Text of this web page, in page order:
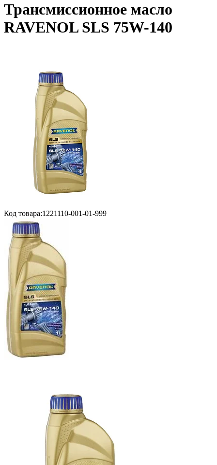
Трансмиссионное масло
RAVENOL SLS 75W-140
Код товара:1221110-001-01-999